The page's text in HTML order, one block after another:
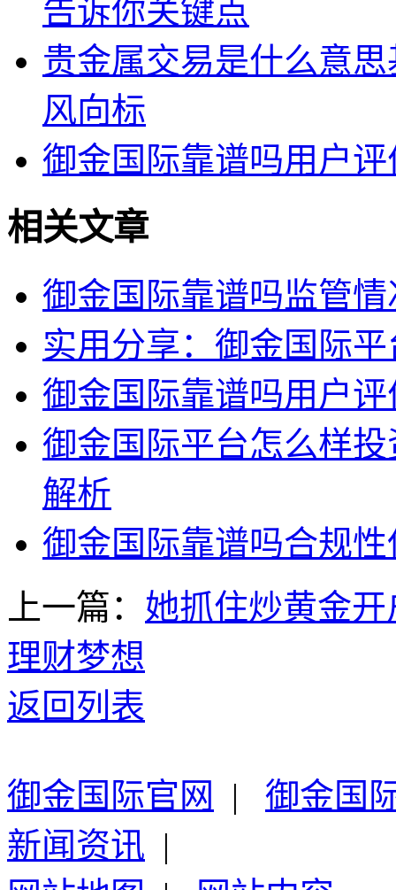
告诉你关键点
贵金属交易是什么意
风向标
御金国际靠谱吗用户
相关文章
御金国际靠谱吗监管
实用分享：御金国际
御金国际靠谱吗用户
御金国际平台怎么样
解析
御金国际靠谱吗合规
上一篇： 她抓住炒黄金
理财梦想
返回列表
御金国际官网 | 御金国
新闻资讯 |